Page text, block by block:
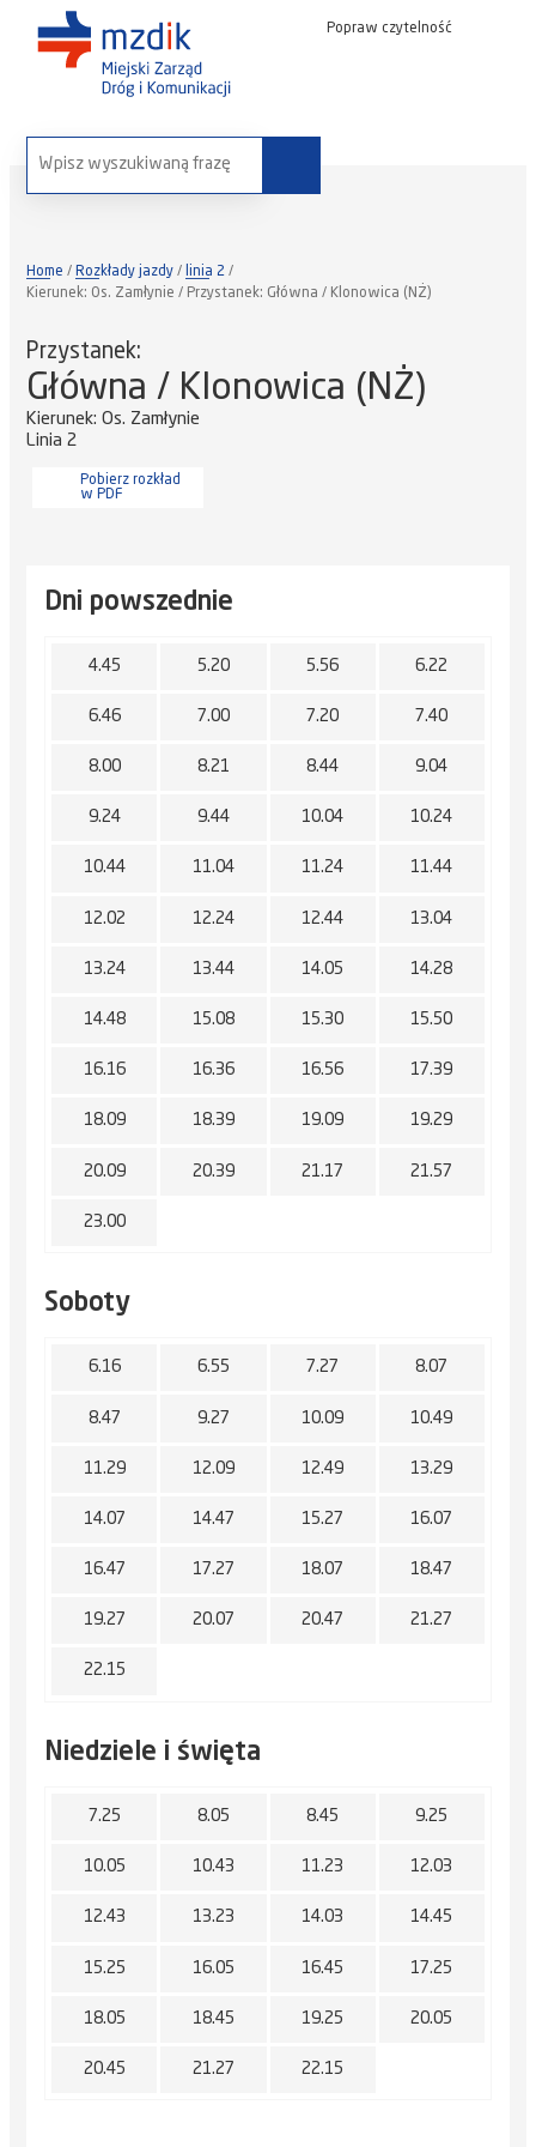
Popraw czytelność
wyszukaj na stronie:
Home Rozkłady jazdy
linia 2
Kierunek: Os. Zamłynie / Przystanek: Główna / Klonowica (NŻ)
Przystanek:
Główna / Klonowica (NŻ)
Kierunek: Os. Zamłynie
Linia 2
Pobierz rozkład
w PDF
Dni powszednie
4.45 5.20 5.56 6.22
6.46 7.00 7.20 7.40
8.00 8.21 8.44 9.04
9.24 9.44 10.04 10.24
10.44 11.04 11.24 11.44
12.02 12.24 12.44 13.04
13.24 13.44 14.05 14.28
14.48 15.08 15.30 15.50
16.16 16.36 16.56 17.39
18.09 18.39 19.09 19.29
20.09 20.39 21.17 21.57
23.00
Soboty
6.16 6.55 7.27 8.07
8.47 9.27 10.09 10.49
11.29 12.09 12.49 13.29
14.07 14.47 15.27 16.07
16.47 17.27 18.07 18.47
19.27 20.07 20.47 21.27
22.15
Niedziele i święta
7.25 8.05 8.45 9.25
10.05 10.43 11.23 12.03
12.43 13.23 14.03 14.45
15.25 16.05 16.45 17.25
18.05 18.45 19.25 20.05
20.45 21.27 22.15